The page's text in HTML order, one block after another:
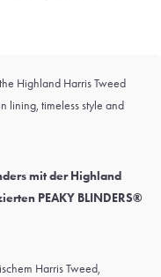
Highland Harris Tweed
lining, timeless style and
mit der Highland
PEAKY BLINDERS®
Harris Tweed,